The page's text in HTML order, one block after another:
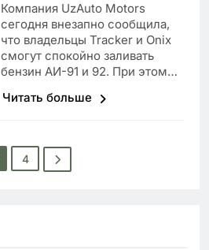
Компания UzAuto Motors
сегодня внезапно сообщила,
что владельцы Tracker и Onix
смогут спокойно заливать
бензин АИ-91 и 92. При этом…
Читать больше
4